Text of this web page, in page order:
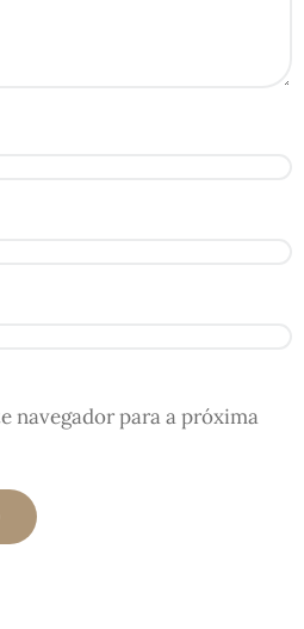
navegador para a próxima